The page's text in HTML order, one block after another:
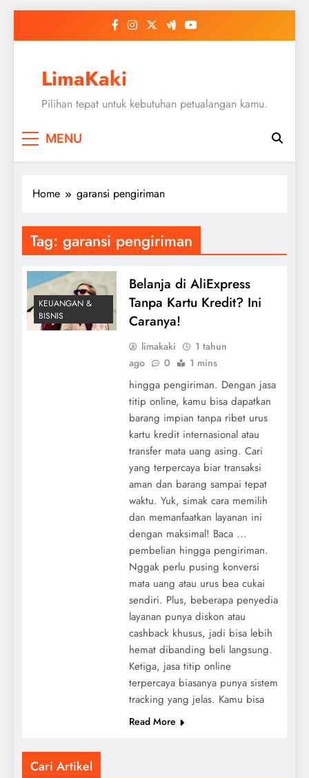
LimaKaki
Pilihan tepat untuk kebutuhan petualangan kamu.
MENU
Home garansi pengiriman
Tag: garansi pengiriman
KEUANGAN &
BISNIS
Belanja di AliExpress
Tanpa Kartu Kredit? Ini
Caranya!
limakaki
1 tahun
ago
0 1 mins
hingga pengiriman. Dengan jasa
titip online, kamu bisa dapatkan
barang impian tanpa ribet urus
kartu kredit internasional atau
transfer mata uang asing. Cari
yang terpercaya biar transaksi
aman dan barang sampai tepat
waktu. Yuk, simak cara memilih
dan memanfaatkan layanan ini
dengan maksimal! Baca ...
pembelian hingga pengiriman.
Nggak perlu pusing konversi
mata uang atau urus bea cukai
sendiri. Plus, beberapa penyedia
layanan punya diskon atau
cashback khusus, jadi bisa lebih
hemat dibanding beli langsung.
Ketiga, jasa titip online
terpercaya biasanya punya sistem
tracking yang jelas. Kamu bisa
Read More
Cari Artikel